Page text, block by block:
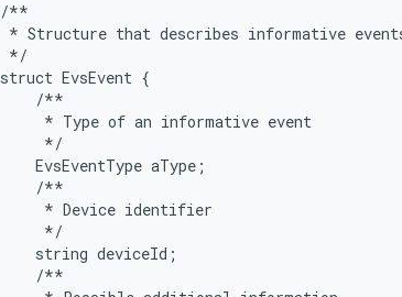
/**
* Structure that describes informative
*/
struct EvsEvent {
/**
* Type of an informative event
*/
EvsEventType aType ;
/**
* Device identifier
*/
string deviceId ;
/**